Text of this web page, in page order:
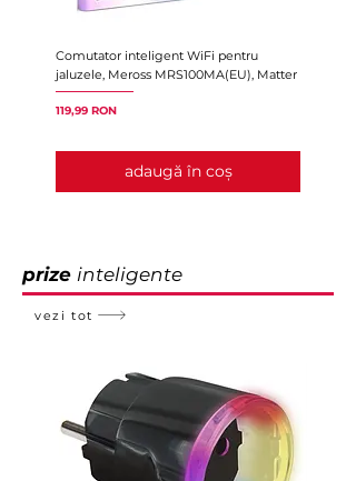
Comutator inteligent WiFi pentru
jaluzele, Meross MRS100MA(EU), Matter
Preț
119,99 RON
adaugă în coș
prize inteligente
vezi tot